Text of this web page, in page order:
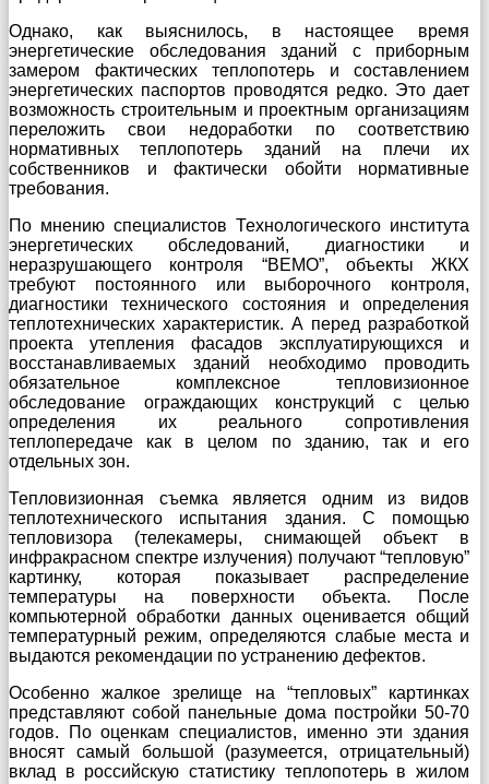
Однако, как выяснилось, в настоящее время
энергетические обследования зданий с приборным
замером фактических теплопотерь и составлением
энергетических паспортов проводятся редко. Это дает
возможность строительным и проектным организациям
переложить свои недоработки по соответствию
нормативных теплопотерь зданий на плечи их
собственников и фактически обойти нормативные
требования.
По мнению специалистов Технологического института
энергетических обследований, диагностики и
неразрушающего контроля “ВЕМО”, объекты ЖКХ
требуют постоянного или выборочного контроля,
диагностики технического состояния и определения
теплотехнических характеристик. А перед разработкой
проекта утепления фасадов эксплуатирующихся и
восстанавливаемых зданий необходимо проводить
обязательное комплексное тепловизионное
обследование ограждающих конструкций с целью
определения их реального сопротивления
теплопередаче как в целом по зданию, так и его
отдельных зон.
Тепловизионная съемка является одним из видов
теплотехнического испытания здания. С помощью
тепловизора (телекамеры, снимающей объект в
инфракрасном спектре излучения) получают “тепловую”
картинку, которая показывает распределение
температуры на поверхности объекта. После
компьютерной обработки данных оценивается общий
температурный режим, определяются слабые места и
выдаются рекомендации по устранению дефектов.
Особенно жалкое зрелище на “тепловых” картинках
представляют собой панельные дома постройки 50-70
годов. По оценкам специалистов, именно эти здания
вносят самый большой (разумеется, отрицательный)
вклад в российскую статистику теплопотерь в жилом